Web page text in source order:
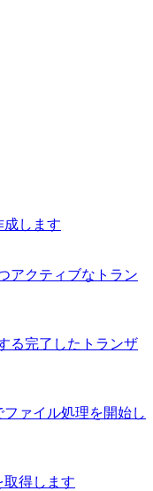
成します
アクティブなトラン
る完了したトランザ
ァイル処理を開始し
取得します